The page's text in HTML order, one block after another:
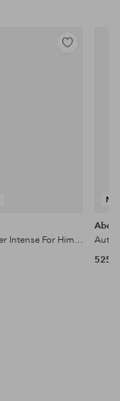
Lägg
Cool Water Intense For Him Edp 50Ml
525